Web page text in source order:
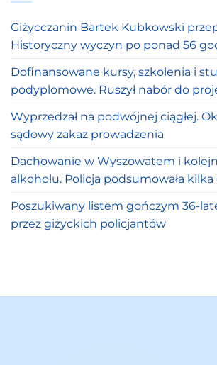
Giżycczanin Bartek Kubkowski
Historyczny wyczyn po ponad 56
Dofinansowane kursy, szkolenia i
podyplomowe. Ruszył nabór do
Wyprzedzał na podwójnej ciągłej.
sądowy zakaz prowadzenia
Dachowanie w Wyszowatem i
alkoholu. Policja podsumowała
Poszukiwany listem gończym 36-
przez giżyckich policjantów